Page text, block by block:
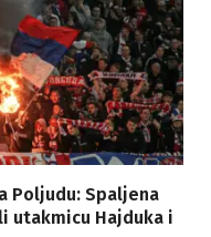
Poljudu: Spaljena
utakmicu Hajduka i